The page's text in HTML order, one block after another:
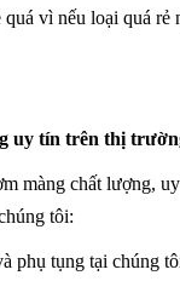
vì nếu loại quá
uy tín trên thị
màng chất lượng,
tôi:
phụ tụng tại chúng